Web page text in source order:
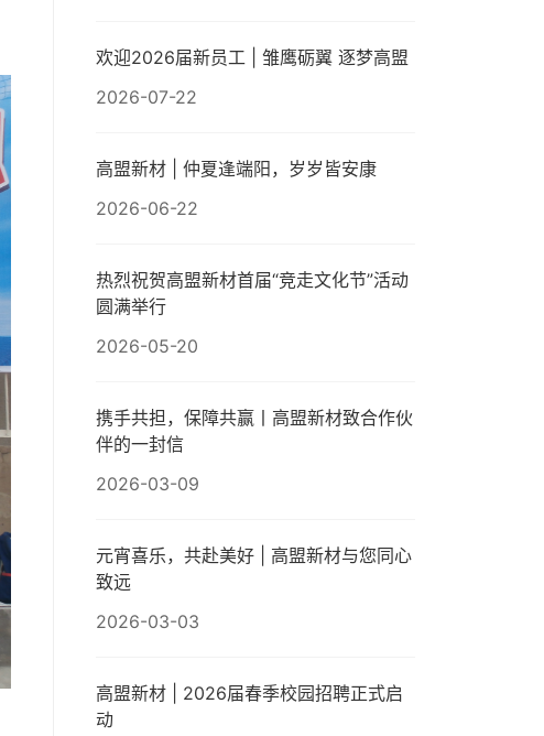
欢迎2026届新员工 | 雏鹰砺翼 逐梦高盟
2026-07-22
高盟新材 | 仲夏逢端阳，岁岁皆安康
2026-06-22
热烈祝贺高盟新材首届“竞走文化节”活动
圆满举行
2026-05-20
携手共担，保障共赢丨高盟新材致合作伙
伴的一封信
2026-03-09
元宵喜乐，共赴美好 | 高盟新材与您同心
致远
2026-03-03
高盟新材 | 2026届春季校园招聘正式启
动